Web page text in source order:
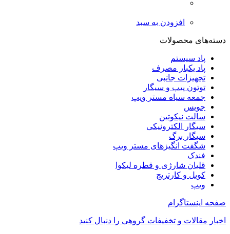
افزودن به سبد
دسته‌های محصولات
پاد سیستم
پاد یکبار مصرف
تجهیزات جانبی
توتون پیپ و سیگار
جمعه سیاه مستر ویپ
جویس
سالت نیکوتین
سیگار الکترونیکی
سیگار برگ
شگفت انگیزهای مستر ویپ
فندک
قلیان شارژی و قطره لیکوا
کویل و کارتریج
ویپ
صفحه اینستاگرام
اخبار مقالات و تخفیفات گروهی را دنبال کنید